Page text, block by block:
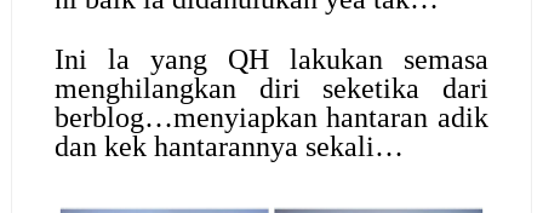
Ini la yang QH lakukan semasa
menghilangkan diri seketika dari
berblog…menyiapkan hantaran adik
dan kek hantarannya sekali…